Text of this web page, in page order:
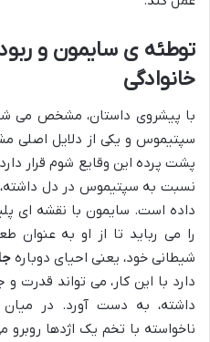
توطئه ی سایمون و
خانوادگی
با پیشروی داستان، مشخص می
سپتیموس و یکی از دلایل اصلی
پشت پرده این وقایع شوم قرار
نسبت به سپتیموس در دل
داده است. سایمون با نقشه ای
را می رباید تا از او به عنوان
شیطانی خود، یعنی احیای دوباره
دارد با این کار، می تواند قدرت
داشته، به دست آورد. در
ناخواسته با تخم یک اژدها روبرو